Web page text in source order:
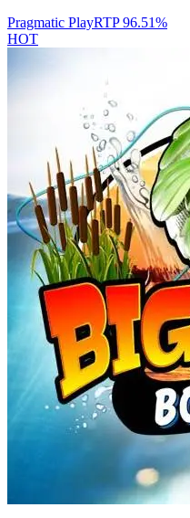
Pragmatic PlayRTP96.51%
HOT